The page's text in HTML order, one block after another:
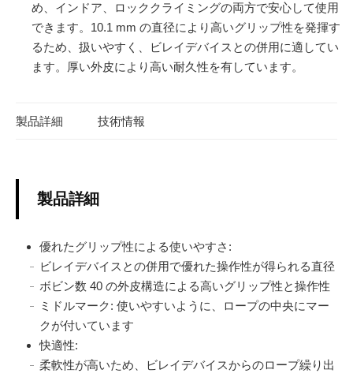
め、インドア、ロッククライミングの両方で安心して使用
できます。10.1 mm の直径により高いグリップ性を発揮す
るため、扱いやすく、ビレイデバイスとの併用に適してい
ます。厚い外皮により高い耐久性を有しています。
製品詳細 技術情報
製品詳細
優れたグリップ性による使いやすさ:
ビレイデバイスとの併用で優れた操作性が得られる直径
ボビン数 40 の外皮構造による高いグリップ性と操作性
ミドルマーク: 使いやすいように、ロープの中央にマー
クが付いています
快適性:
柔軟性が高いため、ビレイデバイスからのロープ繰り出